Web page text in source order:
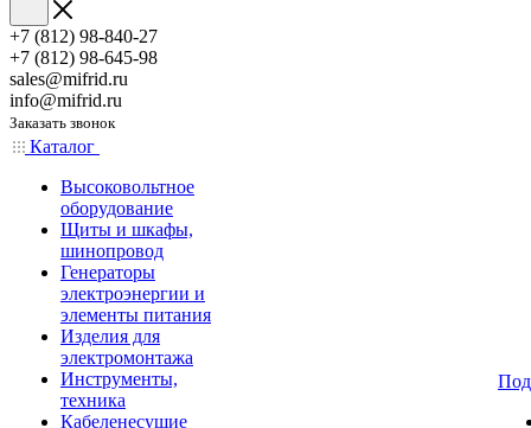
+7 (812) 98-840-27
+7 (812) 98-645-98
sales@mifrid.ru
info@mifrid.ru
Заказать звонок
Каталог
Высоковольтное
оборудование
Щиты и шкафы,
шинопровод
Генераторы
электроэнергии и
элементы питания
Изделия для
электромонтажа
Инструменты,
техника
Кабеленесущие